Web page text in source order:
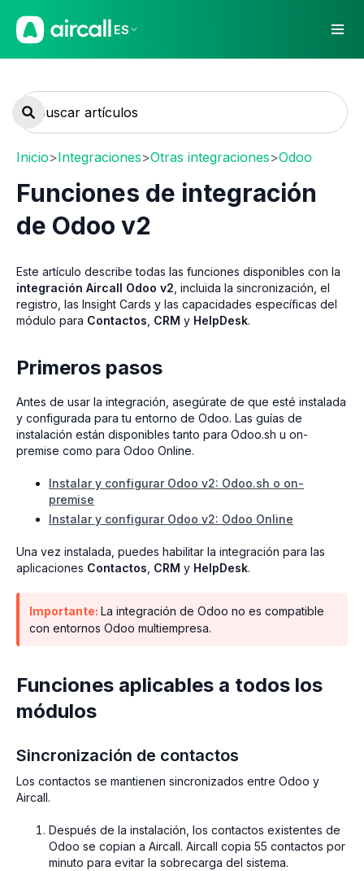
ES
Inicio>Integraciones>Otras integraciones>Odoo
Funciones de integración
de Odoo v2
Este artículo describe todas las funciones disponibles con la
integración Aircall Odoo v2 , incluida la sincronización, el
registro, las Insight Cards y las capacidades específicas del
módulo para Contactos CRM y HelpDesk.
Primeros pasos
Antes de usar la integración, asegúrate de que esté instalada
y configurada para tu entorno de Odoo. Las guías de
instalación están disponibles tanto para Odoo.sh u on-
premise como para Odoo Online.
Instalar y configurar Odoo v2: Odoo.sh o on-
premise
Instalar y configurar Odoo v2: Odoo Online
Una vez instalada, puedes habilitar la integración para las
aplicaciones Contactos CRM y HelpDesk.
Importante: La integración de Odoo no es compatible
con entornos Odoo multiempresa.
Funciones aplicables a todos los
módulos
Sincronización de contactos
Los contactos se mantienen sincronizados entre Odoo y
Aircall.
Después de la instalación, los contactos existentes de
Odoo se copian a Aircall. Aircall copia 55 contactos por
minuto para evitar la sobrecarga del sistema.